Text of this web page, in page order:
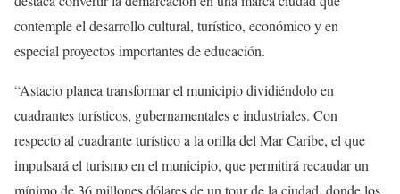
contemple el desarrollo cultural, turístico, económico y en
especial proyectos importantes de educación.
“Astacio planea transformar el municipio dividiéndolo en
cuadrantes turísticos, gubernamentales e industriales. Con
respecto al cuadrante turístico a la orilla del Mar Caribe, el que
impulsará el turismo en el municipio, que permitirá recaudar un
mínimo de 36 millones dólares de un tour de la ciudad, donde los